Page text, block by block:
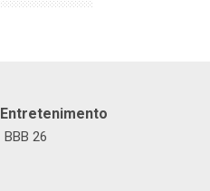
Entretenimento
BBB 26